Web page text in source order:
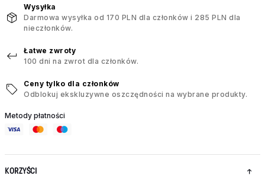
Wysyłka
Darmowa wysyłka od 170 PLN dla członków i 285 PLN dla
nieczłonków.
Łatwe zwroty
100 dni na zwrot dla członków.
Ceny tylko dla członków
Odblokuj ekskluzywne oszczędności na wybrane produkty.
Metody płatności
KORZYŚCI